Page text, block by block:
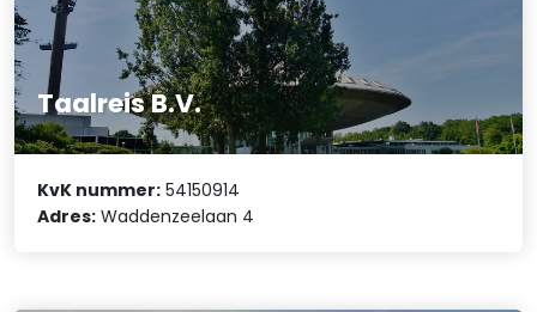
Taalreis B.V.
KvK nummer: 54150914
Adres: Waddenzeelaan 4